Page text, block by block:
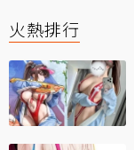
火熱排行